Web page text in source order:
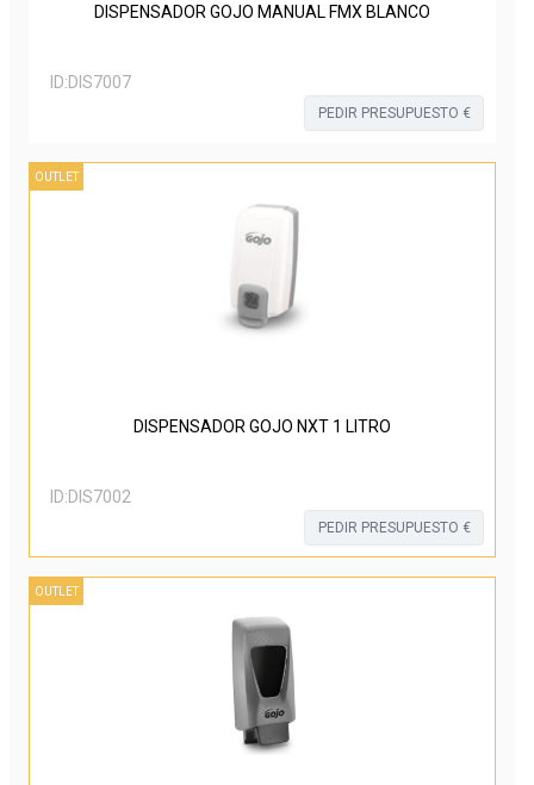
DISPENSADOR GOJO MANUAL FMX BLANCO
ID:DIS7007
PEDIR PRESUPUESTO €
OUTLET
DISPENSADOR GOJO NXT 1 LITRO
ID:DIS7002
PEDIR PRESUPUESTO €
OUTLET